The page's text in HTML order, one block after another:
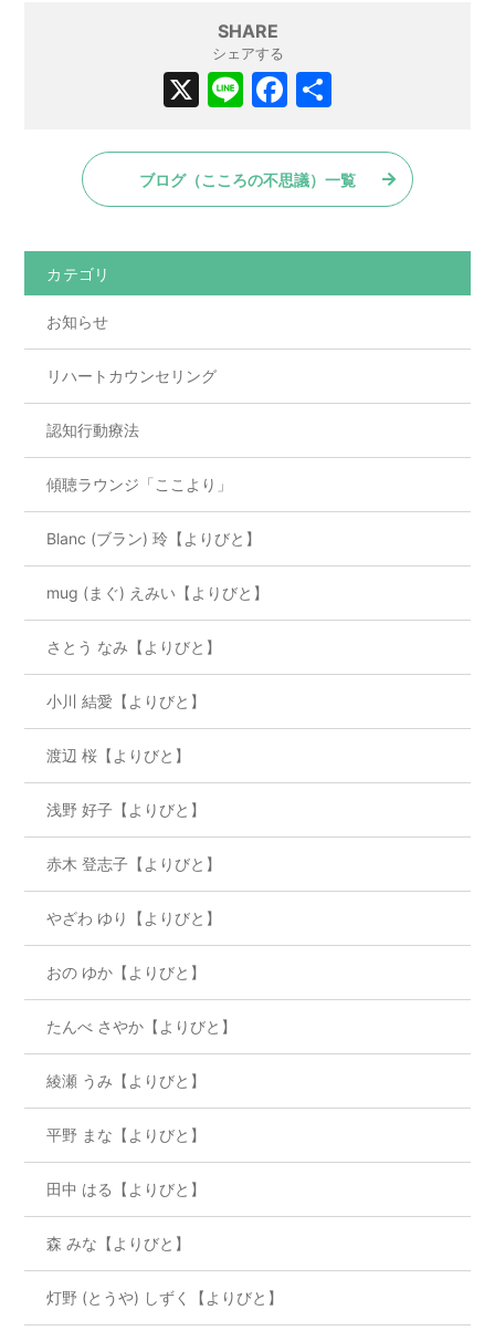
SHARE
シェアする
X Li
e
F
c
e
o
o
k
ブログ（こころの不思議）一覧
カテゴリ
お知らせ
リハートカウンセリング
認知行動療法
傾聴ラウンジ「ここより」
Blanc (ブラン) 玲【よりびと】
mug (まぐ) えみい【よりびと】
さとう なみ【よりびと】
小川 結愛【よりびと】
渡辺 桜【よりびと】
浅野 好子【よりびと】
赤木 登志子【よりびと】
やざわ ゆり【よりびと】
おの ゆか【よりびと】
たんべ さやか【よりびと】
綾瀬 うみ【よりびと】
平野 まな【よりびと】
田中 はる【よりびと】
森 みな【よりびと】
灯野 (とうや) しずく【よりびと】